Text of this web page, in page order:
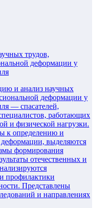
трудов,
деформации у
и анализ научных
деформации у
— спасателей,
работающих
и физической нагрузки.
к определению и
выделяются
формирования
отечественных и
профилактики
Представлены
и направлениях